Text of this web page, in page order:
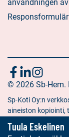
Tuula Eskelinen
användningen
Responsformulär
Följ
oss
Sociala
media:
facebook
Sociala
media:
linkedin
Sociala
media:
instagram
© 2026 Sb-Hem.
Sp-Koti Oy:n
aineiston kopiointi,
ilman Sp-Koti Oy:n